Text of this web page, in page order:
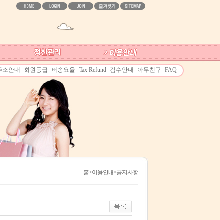
소안내 회원등급 배송요율 Tax Refund 검수안내 아무친구 FAQ
홈>이용안내>공지사항